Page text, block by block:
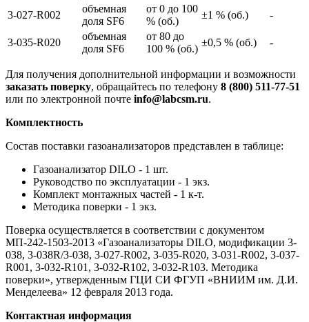
3-027-R002
объемная
доля SF6
от 0 до 100
% (об.)
±1 % (об.) -
3-035-R020
объемная
доля SF6
от 80 до
100 % (об.)
±0,5 % (об.) -
Для получения дополнительной информации и возможности
заказать поверку, обращайтесь по телефону 8 (800) 511-77-51
или по электронной почте info@labcsm.ru.
Комплектность
Состав поставки газоанализаторов представлен в таблице:
Газоанализатор DILO - 1 шт.
Руководство по эксплуатации - 1 экз.
Комплект монтажных частей - 1 к-т.
Методика поверки - 1 экз.
Поверка осуществляется в соответствии с документом
МП-242-1503-2013 «Газоанализаторы DILO, модификации 3-
038, 3-038R/3-038, 3-027-R002, 3-035-R020, 3-031-R002, 3-037-
R001, 3-032-R101, 3-032-R102, 3-032-R103. Методика
поверки», утвержденным ГЦИ СИ ФГУП «ВНИИМ им. Д.И.
Менделеева» 12 февраля 2013 года.
Контактная информация